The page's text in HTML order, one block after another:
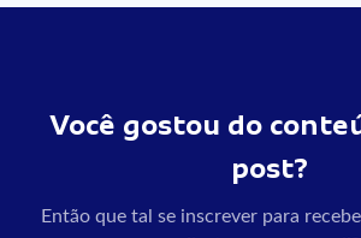
Você gostou do
post?
Então que tal se inscrever para